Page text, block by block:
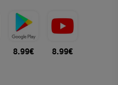
8.99€ 8.99€